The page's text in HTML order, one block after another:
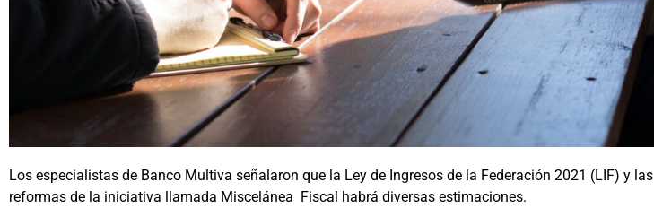
Los especialistas de Banco Multiva señalaron que la Ley de Ingresos de la Federación 2021 (LIF) y las
reformas de la iniciativa llamada Miscelánea Fiscal habrá diversas estimaciones.